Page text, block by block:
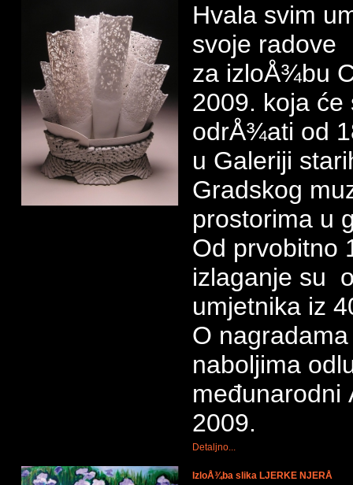
Hvala svim
svoje radove
za izloÅ¾bu
2009. koja će
odrÅ¾ati od
u Galeriji
Gradskog
prostorima u
Od prvobitno
izlaganje su
umjetnika iz
O
naboljima
2009.
Detaljno...
IzloÅ¾ba slika LJERKE NJERÅ